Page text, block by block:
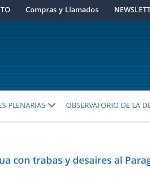
Compras y Llamados
PLENARIAS OBSERVATORIO DE LA
con trabas y desaires al